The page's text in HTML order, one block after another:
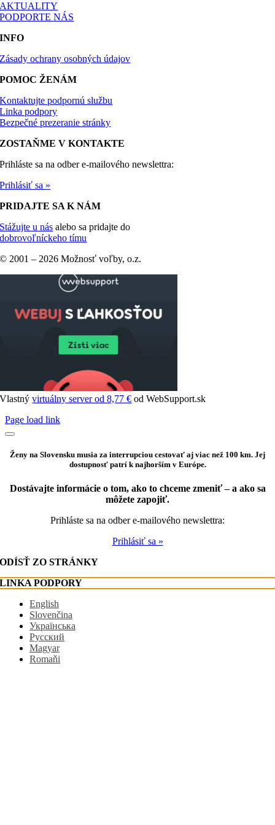
AKTUALITY
PODPORTE NÁS
INFO
Zásady ochrany osobných údajov
POMOC ŽENÁM
Kontaktujte podpornú službu
Linka podpory
Bezpečné prezeranie stránky
ZOSTAŇME V KONTAKTE
Prihláste sa na odber e-mailového newslettra:
Prihlásiť sa »
PRIDAJTE SA K NÁM
Stážujte u nás alebo sa pridajte do
dobrovoľníckeho tímu
© 2001 – 2026 Možnosť voľby, o.z.
Vlastnývirtuálny server od 8,77 € od WebSupport.sk
Page load link
Ženy na Slovensku musia za interrupciou cestovať aj viac než 100 km. Jej
dostupnosť patrí k najhorším v Európe.
Dostávajte informácie o tom, ako to chceme zmeniť – a ako sa
môžete zapojiť.
Prihláste sa na odber e-mailového newslettra:
Prihlásiť sa »
ODÍSŤ ZO STRÁNKY
LINKA PODPORY
English
Slovenčina
Українська
Русский
Magyar
Romaňi